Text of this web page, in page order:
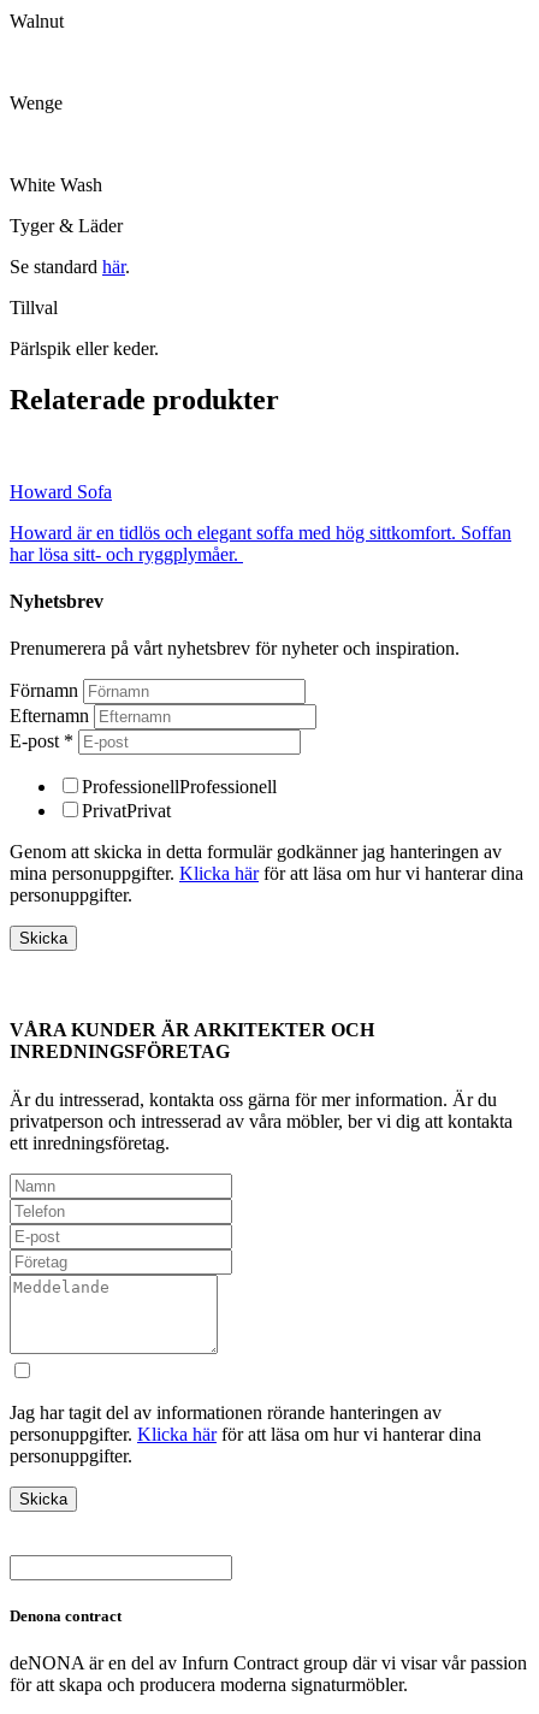
Walnut
Wenge
White Wash
Tyger & Läder
Se standard här.
Tillval
Pärlspik eller keder.
Relaterade produkter
Howard Sofa
Howard är en tidlös och elegant soffa med hög sittkomfort. Soffan
har lösa sitt- och ryggplymåer.
Nyhetsbrev
Prenumerera på vårt nyhetsbrev för nyheter och inspiration.
Förnamn
Efternamn
E-post *
ProfessionellProfessionell
PrivatPrivat
Genom att skicka in detta formulär godkänner jag hanteringen av
mina personuppgifter. Klicka härför att läsa om hur vi hanterar dina
personuppgifter.
VÅRA KUNDER ÄR ARKITEKTER OCH
INREDNINGSFÖRETAG
Är du intresserad, kontakta oss gärna för mer information. Är du
privatperson och intresserad av våra möbler, ber vi dig att kontakta
ett inredningsföretag.
Jag har tagit del av informationen rörande hanteringen av
personuppgifter. Klicka härför att läsa om hur vi hanterar dina
personuppgifter.
Denona contract
deNONA är en del av Infurn Contract group där vi visar vår passion
för att skapa och producera moderna signaturmöbler.